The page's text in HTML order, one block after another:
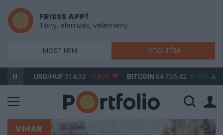
FRISSS APP!
Tény, elemzés, vélemény
MOST NEM LETÖLTÖM
USD/HUF 314,32 -0,83% BITCOIN64 735,42 0,73% BUX
VIHAR